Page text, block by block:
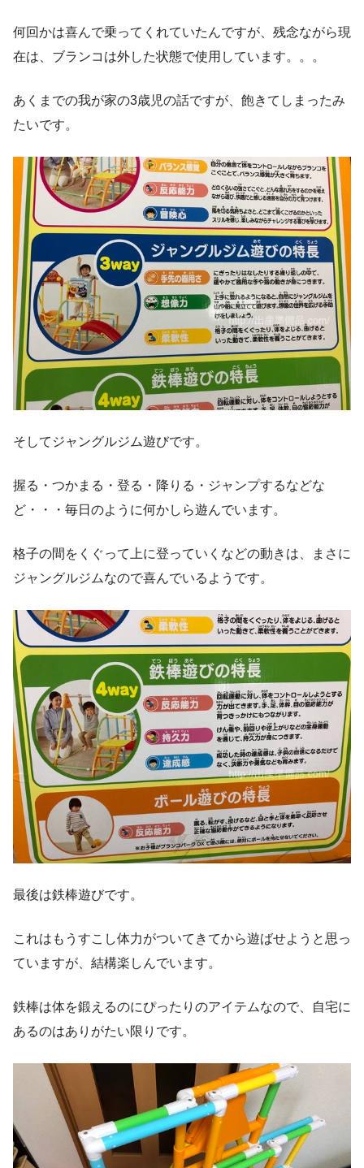
何回かは喜んで乗ってくれていたんですが、残念ながら現
在は、ブランコは外した状態で使用しています。。。
あくまでの我が家の3歳児の話ですが、飽きてしまったみ
たいです。
そしてジャングルジム遊びです。
握る・つかまる・登る・降りる・ジャンプするなどな
ど・・・毎日のように何かしら遊んでいます。
格子の間をくぐって上に登っていくなどの動きは、まさに
ジャングルジムなので喜んでいるようです。
最後は鉄棒遊びです。
これはもうすこし体力がついてきてから遊ばせようと思っ
ていますが、結構楽しんでいます。
鉄棒は体を鍛えるのにぴったりのアイテムなので、自宅に
あるのはありがたい限りです。